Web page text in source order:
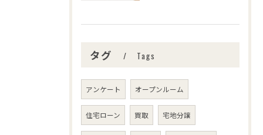
タグ Tags
アンケート オープンルーム
住宅ローン 買取 宅地分譲